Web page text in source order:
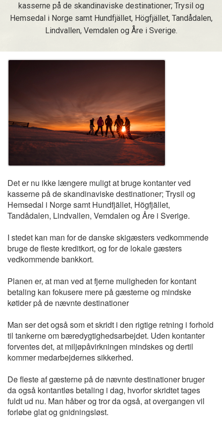
kasserne på de skandinaviske destinationer; Trysil og
Hemsedal i Norge samt Hundfjället, Högfjället, Tandådalen,
Lindvallen, Vemdalen og Åre i Sverige.
Det er nu ikke længere muligt at bruge kontanter ved
kasserne på de skandinaviske destinationer; Trysil og
Hemsedal i Norge samt Hundfjället, Högfjället,
Tandådalen, Lindvallen, Vemdalen og Åre i Sverige.
I stedet kan man for de danske skigæsters vedkommende
bruge de fleste kreditkort, og for de lokale gæsters
vedkommende bankkort.
Planen er, at man ved at fjerne muligheden for kontant
betaling kan fokusere mere på gæsterne og mindske
køtider på de nævnte destinationer
Man ser det også som et skridt i den rigtige retning i forhold
til tankerne om bæredygtighedsarbejdet. Uden kontanter
forventes det, at miljøpåvirkningen mindskes og dertil
kommer medarbejdernes sikkerhed.
De fleste af gæsterne på de nævnte destinationer bruger
da også kontantløs betaling i dag, hvorfor skridtet tages
fuldt ud nu. Man håber og tror da også, at overgangen vil
forløbe glat og gnidningsløst.